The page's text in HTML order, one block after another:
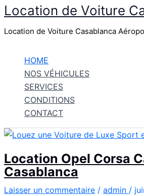
Aller
contenu
Location de Voiture
Location de Voiture Casablanca
HOME
NOS VÉHICULES
SERVICES
CONDITIONS
CONTACT
Location Opel Corsa
Casablanca
Laisser un commentaire / admin /